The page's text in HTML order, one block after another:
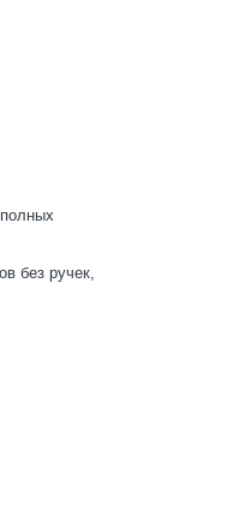
без ручек,